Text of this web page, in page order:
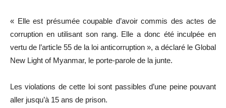
« Elle est présumée coupable d’avoir commis des actes de
corruption en utilisant son rang. Elle a donc été inculpée en
vertu de l’article 55 de la loi anticorruption », a déclaré le Global
New Light of Myanmar, le porte-parole de la junte.
Les violations de cette loi sont passibles d’une peine pouvant
aller jusqu’à 15 ans de prison.